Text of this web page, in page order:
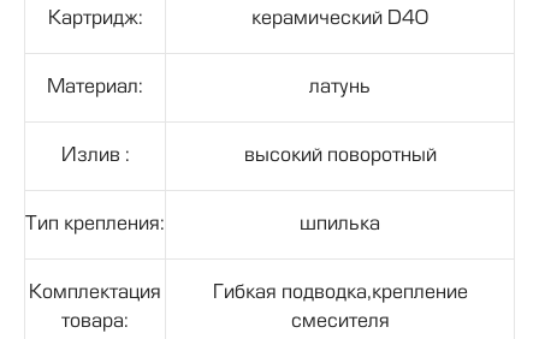
Картридж: керамический D40
Материал: латунь
Излив : высокий поворотный
Тип крепления: шпилька
Комплектация
товара:
Гибкая подводка,крепление
смесителя